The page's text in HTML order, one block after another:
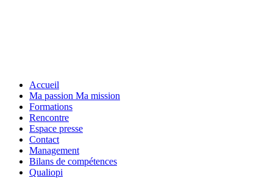
Accueil
Ma passion Ma mission
Formations
Rencontre
Espace presse
Contact
Management
Bilans de compétences
Qualiopi